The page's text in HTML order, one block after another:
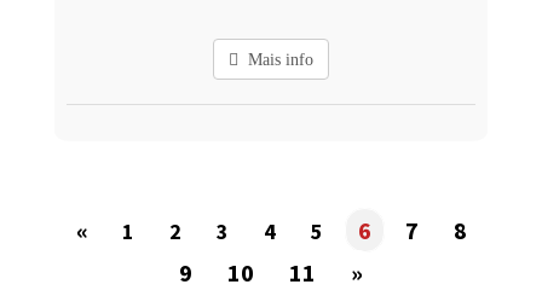
Mais info
« 1 2 3 4 5 6 7
8
9
10 11 »